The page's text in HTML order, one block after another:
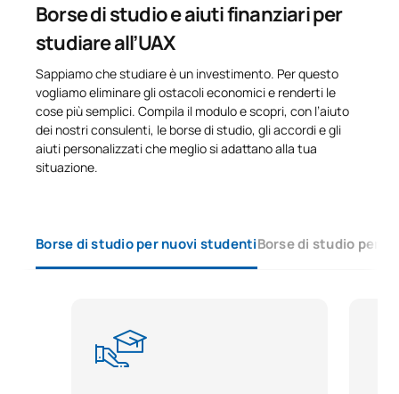
Borse di studio e aiuti finanziari per
studiare all’UAX
Sappiamo che studiare è un investimento. Per questo
vogliamo eliminare gli ostacoli economici e renderti le
cose più semplici. Compila il modulo e scopri, con l’aiuto
dei nostri consulenti, le borse di studio, gli accordi e gli
aiuti personalizzati che meglio si adattano alla tua
situazione.
Borse di studio per nuovi studentiBorse di studio per